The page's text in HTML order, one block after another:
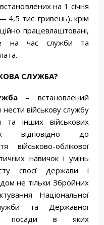
на 1 січня
4,5 тис. гривень), крім
працевлаштовані,
на час служби та
СЛУЖБА?
– встановлений
військову службу
інших військових
відповідно до
військово-облікової
навичок і умінь
своєї держави і
не тільки Збройних
Національної
та Державної
посади в яких